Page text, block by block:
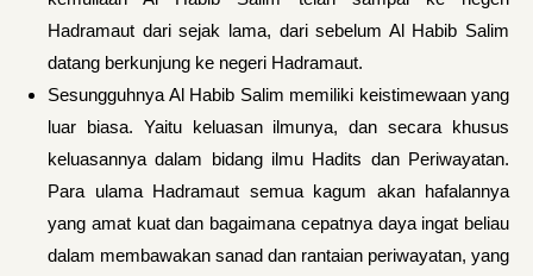
Hadramaut dari sejak lama, dari sebelum Al Habib Salim
datang berkunjung ke negeri Hadramaut.
Sesungguhnya Al Habib Salim memiliki keistimewaan yang
luar biasa. Yaitu keluasan ilmunya, dan secara khusus
keluasannya dalam bidang ilmu Hadits dan Periwayatan.
Para ulama Hadramaut semua kagum akan hafalannya
yang amat kuat dan bagaimana cepatnya daya ingat beliau
dalam membawakan sanad dan rantaian periwayatan, yang